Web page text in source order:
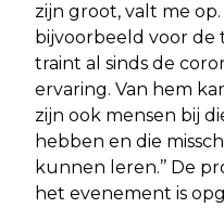
zijn groot, valt me
bijvoorbeeld voor de
traint al sinds de
ervaring. Van hem
zijn ook mensen bij
hebben en die
kunnen leren.’’ De
het evenement is